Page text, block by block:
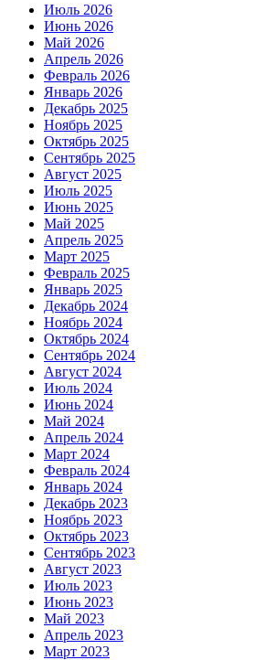
Июль 2026
Июнь 2026
Май 2026
Апрель 2026
Февраль 2026
Январь 2026
Декабрь 2025
Ноябрь 2025
Октябрь 2025
Сентябрь 2025
Август 2025
Июль 2025
Июнь 2025
Май 2025
Апрель 2025
Март 2025
Февраль 2025
Январь 2025
Декабрь 2024
Ноябрь 2024
Октябрь 2024
Сентябрь 2024
Август 2024
Июль 2024
Июнь 2024
Май 2024
Апрель 2024
Март 2024
Февраль 2024
Январь 2024
Декабрь 2023
Ноябрь 2023
Октябрь 2023
Сентябрь 2023
Август 2023
Июль 2023
Июнь 2023
Май 2023
Апрель 2023
Март 2023